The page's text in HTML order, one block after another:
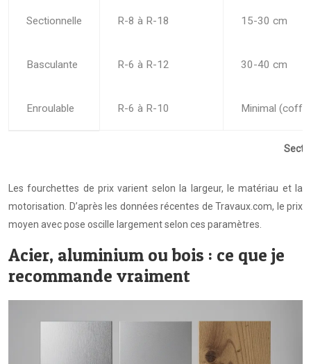
Sectionnelle R-8 à R-18 15-30 cm
Basculante R-6 à R-12 30-40 cm
Enroulable R-6 à R-10 Minimal
Les fourchettes de prix varient selon la largeur, le matériau et la
motorisation. D’après les données récentes de Travaux.com, le prix
moyen avec pose oscille largement selon ces paramètres.
Acier, aluminium ou bois : ce que je
recommande vraiment